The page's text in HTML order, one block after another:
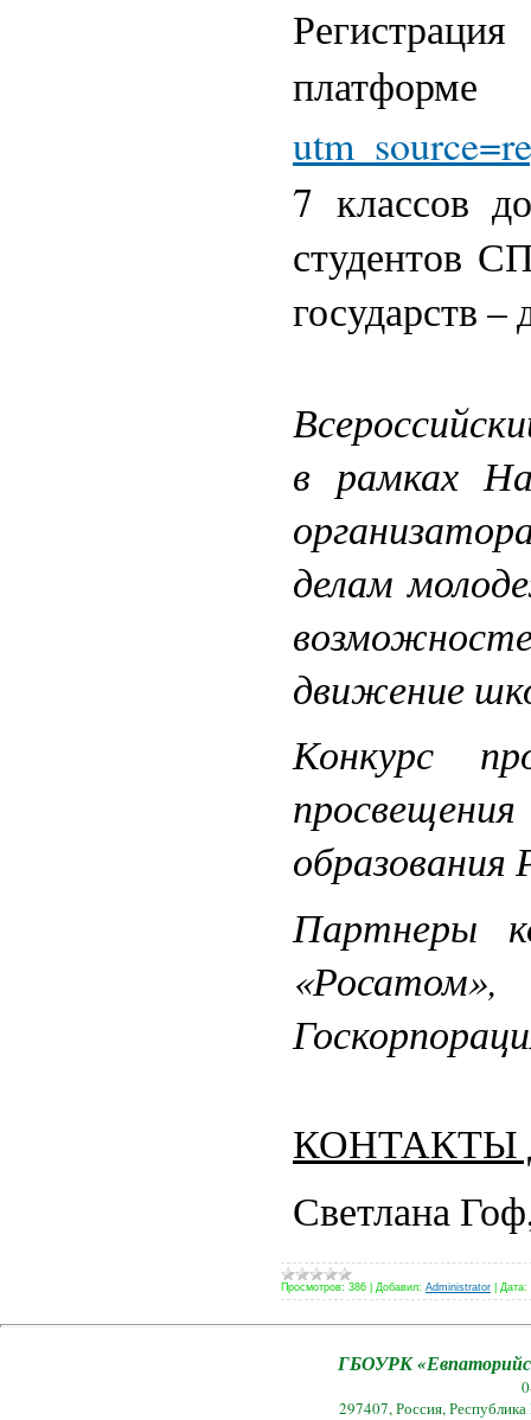
7 классов
студентов
государств –
в рамках
делам
движение
Конкурс
образования
Партнеры
КОНТАКТЫ
Светлана
Просмотров: 386 Добавил: Administrator Дата:
ГБОУРК
297407, Россия,